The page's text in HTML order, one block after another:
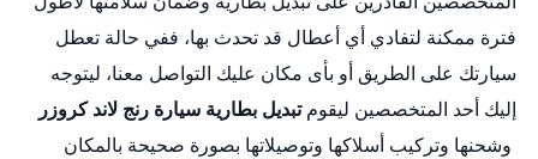
فترة ممكنة لتفادي أي أعطال قد تحدث بها، ففي حالة تعطل
سيارتك على الطريق أو بأى مكان عليك التواصل معنا، ليتوجه
إليك أحد المتخصصين ليقومتبديل بطارية سيارة رنج لاند كروزر
وشحنها وتركيب أسلاكها وتوصيلاتها بصورة صحيحة بالمكان